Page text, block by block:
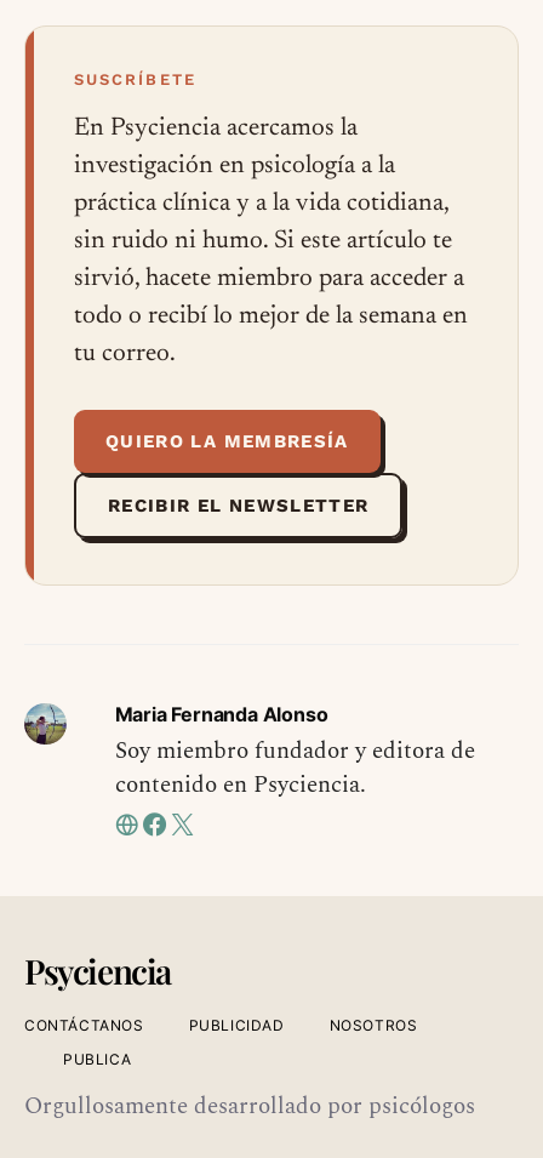
SUSCRÍBETE
En Psyciencia acercamos la
investigación en psicología a la
práctica clínica y a la vida cotidiana,
sin ruido ni humo. Si este artículo te
sirvió, hacete miembro para acceder a
todo o recibí lo mejor de la semana en
tu correo.
QUIERO LA MEMBRESÍA
RECIBIR EL NEWSLETTER
Maria Fernanda Alonso
Soy miembro fundador y editora de
contenido en Psyciencia.
Psyciencia
CONTÁCTANOS PUBLICIDAD
NOSOTROS
PUBLICA
Orgullosamente desarrollado por psicólogos